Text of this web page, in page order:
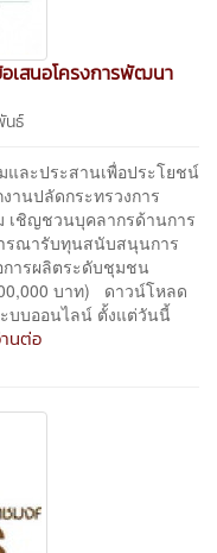
เสนอโครงการพัฒนา
นธ์
และประสานเพื่อประโยชน์
านปลัดกระทรวงการ
เชิญชวนบุคลากรด้านการ
ารณารับทุนสนับสนุนการ
การผลิตระดับชุมชน
บาท) ดาวน์โหลด
บบออนไลน์ ตั้งแต่วันนี้
นต่อ